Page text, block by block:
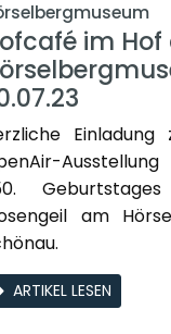
im Hof
am
ARTIKEL LESEN